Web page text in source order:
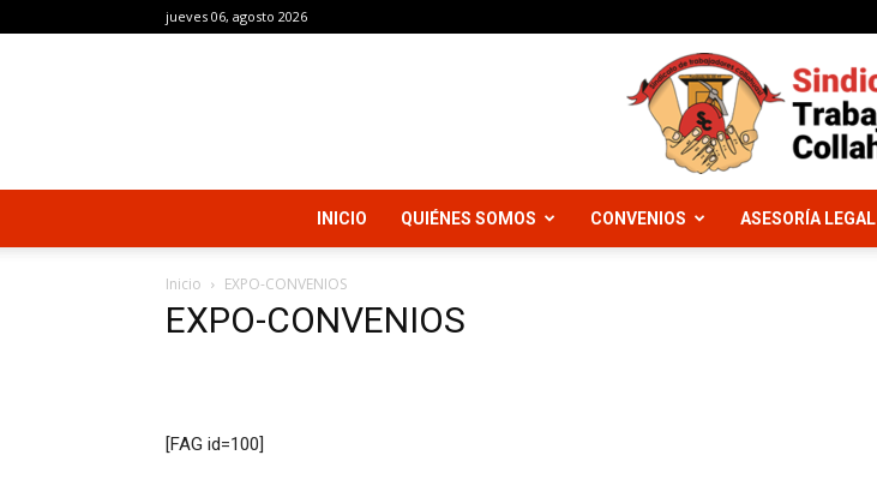
jueves 06, agosto 2026
Sindicato
INICIO QUIÉNES SOMOS CONVENIOS ASESORÍA LEGAL
Inicio EXPO-CONVENIOS
EXPO-CONVENIOS
[FAG id=100]